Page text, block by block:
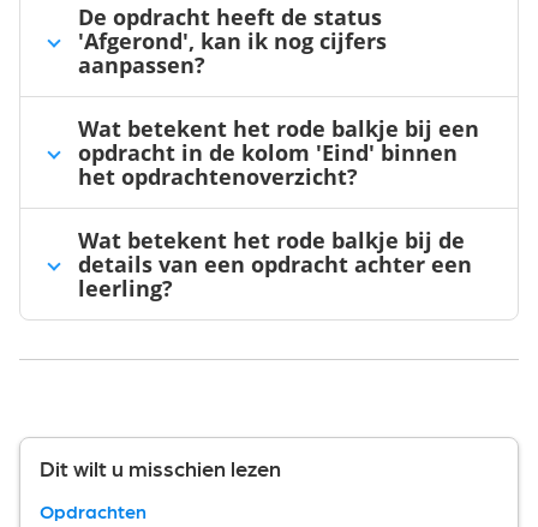
De opdracht heeft de status
'Afgerond', kan ik nog cijfers
aanpassen?
Wat betekent het rode balkje bij een
opdracht in de kolom 'Eind' binnen
het opdrachtenoverzicht?
Wat betekent het rode balkje bij de
details van een opdracht achter een
leerling?
Dit wilt u misschien lezen
Opdrachten